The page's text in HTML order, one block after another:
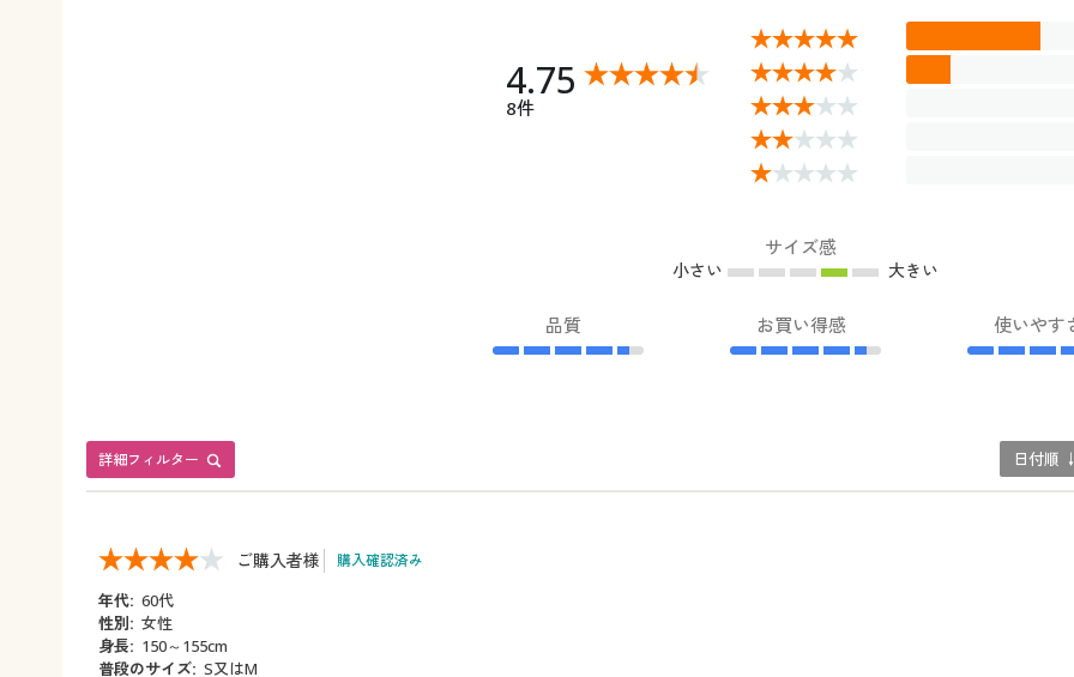
4.75
8件
サイズ感
小さい 大きい
品質 お買い得感 使いやす
詳細フィルター 日付順 ↓
ご購入者様 購入確認済み
年代: 60代
性別: 女性
身長: 150～155cm
普段のサイズ: S又はM